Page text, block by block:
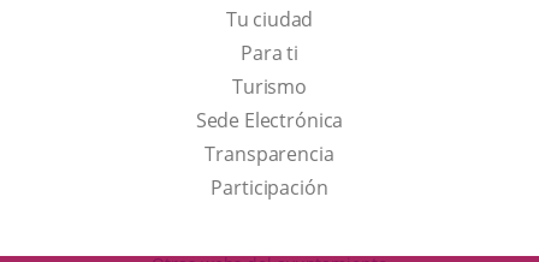
Tu ciudad
Para ti
TurismoThis
link
will
open
a
Sede Electrónica
Transparencia
Participación